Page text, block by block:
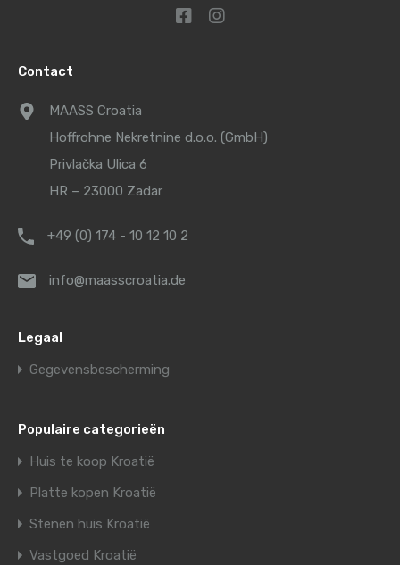
Contact
MAASS Croatia
Hoffrohne Nekretnine d.o.o. (GmbH)
Privlačka Ulica 6
HR – 23000 Zadar
+49 (0) 174 - 10 12 10 2
info@maasscroatia.de
Legaal
Gegevensbescherming
Populaire categorieën
Huis te koop Kroatië
Platte kopen Kroatië
Stenen huis Kroatië
Vastgoed Kroatië